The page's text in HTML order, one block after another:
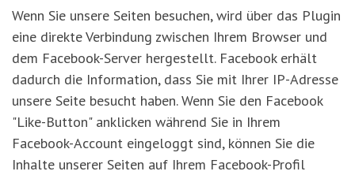
Wenn Sie unsere Seiten besuchen, wird über das Plugin
eine direkte Verbindung zwischen Ihrem Browser und
dem Facebook-Server hergestellt. Facebook erhält
dadurch die Information, dass Sie mit Ihrer IP-Adresse
unsere Seite besucht haben. Wenn Sie den Facebook
"Like-Button" anklicken während Sie in Ihrem
Facebook-Account eingeloggt sind, können Sie die
Inhalte unserer Seiten auf Ihrem Facebook-Profil